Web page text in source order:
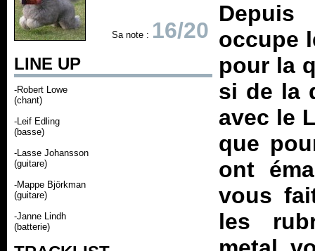
Sa note : 16/20
LINE UP
-Robert Lowe
(chant)
-Leif Edling
(basse)
-Lasse Johansson
(guitare)
-Mappe Björkman
(guitare)
-Janne Lindh
(batterie)
Depuis
occupe
pour la
si de la
avec le
que
ont
vous
les